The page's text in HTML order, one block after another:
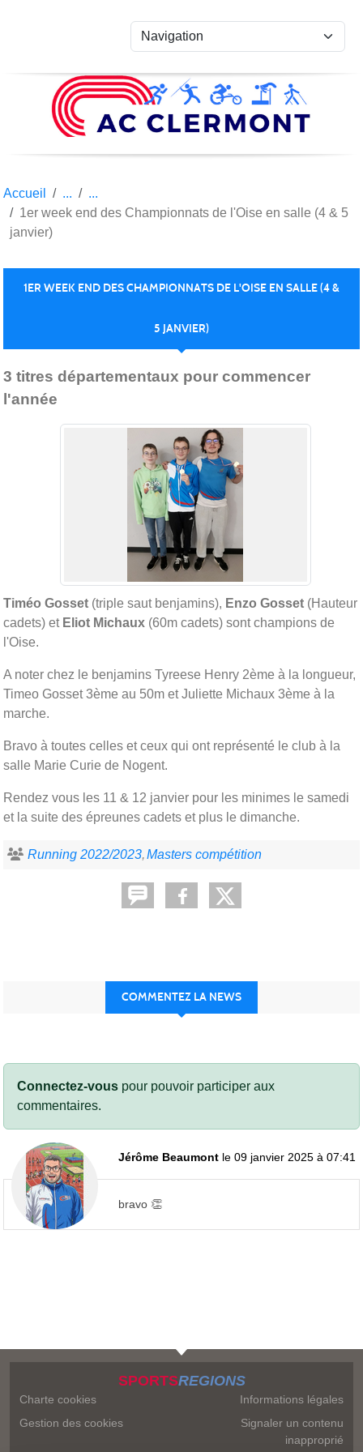
Accueil
1er week end des Championnats de l'Oise en salle (4 & 5
janvier)
1ER WEEK END DES CHAMPIONNATS DE L'OISE EN SALLE (4 &
5 JANVIER)
3 titres départementaux pour commencer
l'année
Timéo Gosset (triple saut benjamins), Enzo Gosset (Hauteur
cadets) etEliot Michaux (60m cadets) sont champions de
l'Oise.
A noter chez le benjamins Tyreese Henry 2ème à la longueur,
Timeo Gosset 3ème au 50m et Juliette Michaux 3ème à la
marche.
Bravo à toutes celles et ceux qui ont représenté le club à la
salle Marie Curie de Nogent.
Rendez vous les 11 & 12 janvier pour les minimes le samedi
et la suite des épreunes cadets et plus le dimanche.
Running 2022/2023 Masters compétition
COMMENTEZ LA NEWS
Connectez-vous pour pouvoir participer aux
commentaires.
Jérôme Beaumont le 09 janvier 2025 à 07:41
bravo 👏
SPORTSREGIONS
Charte cookies
Gestion des cookies
Informations légales
Signaler un contenu
inapproprié